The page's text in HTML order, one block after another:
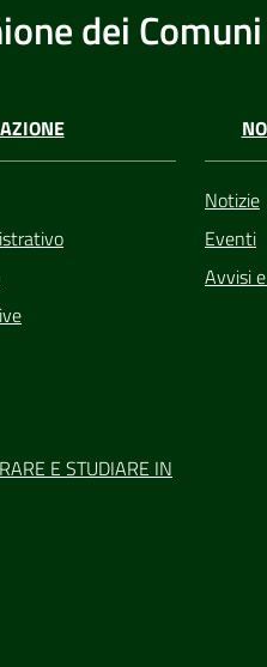
dei
E STUDIARE IN
Notizie
Eventi
Avvisi